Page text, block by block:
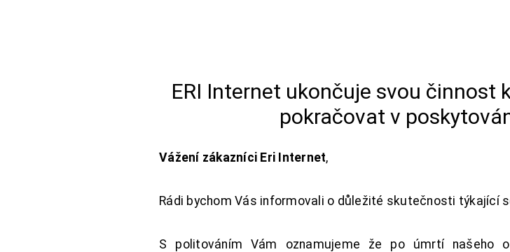
ERI Internet ukončuje svou činnost
pokračovat v
Vážení zákazníci Eri Internet,
Rádi bychom Vás informovali o důležité skutečnosti týkající
S politováním Vám oznamujeme že po úmrtí našeho